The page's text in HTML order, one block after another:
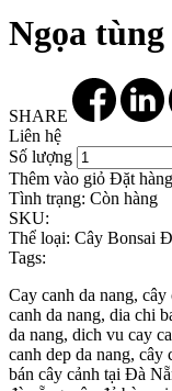
Ngọa tùng
SHARE
Liên hệ
Số lượng
Thêm vào giỏ Đặt
Tình trạng: Còn hàng
SKU:
Thể loại: Cây Bonsai
Tags:
Cay canh da nang,
canh da nang, dia chi
da nang, dich vu cay
canh dep da nang, cây
bán cây cảnh tại Đà